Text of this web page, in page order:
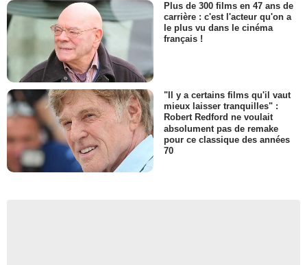
Plus de 300 films en 47 ans de
carrière : c'est l'acteur qu'on a
le plus vu dans le cinéma
français !
"Il y a certains films qu'il vaut
mieux laisser tranquilles" :
Robert Redford ne voulait
absolument pas de remake
pour ce classique des années
70